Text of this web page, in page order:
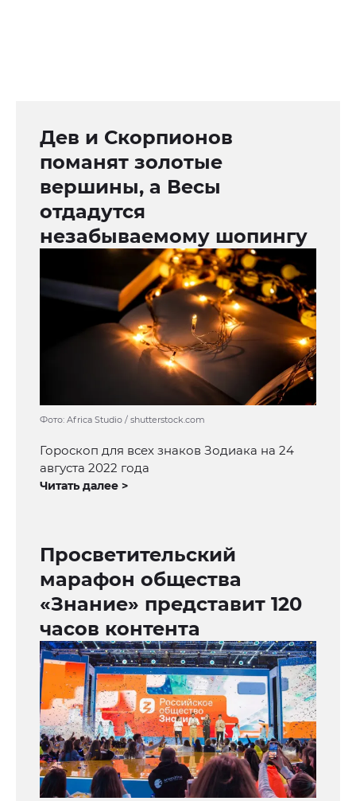
Дев и Скорпионов
поманят золотые
вершины, а Весы
отдадутся
незабываемому шопингу
Фото: Africa Studio / shutterstock.com
Гороскоп для всех знаков Зодиака на 24
августа 2022 года
Читать далее >
Просветительский
марафон общества
«Знание» представит 120
часов контента